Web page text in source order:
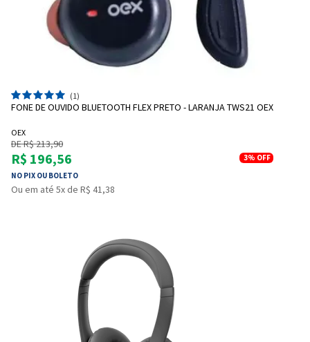
(1)
FONE DE OUVIDO BLUETOOTH FLEX PRETO - LARANJA TWS21 OEX
OEX
DE R$ 213,90
R$ 196,56
NO PIX OU BOLETO
3% OFF
Ou em até 5x de R$ 41,38